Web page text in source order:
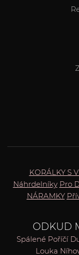
KORÁLKY S
Náhrdelníky Pro
NÁRAMKY
ODKUD
Spálené Poříčí
Louka